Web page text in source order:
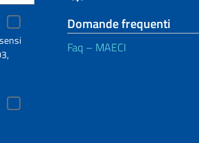
Domande frequenti
Faq – MAECI